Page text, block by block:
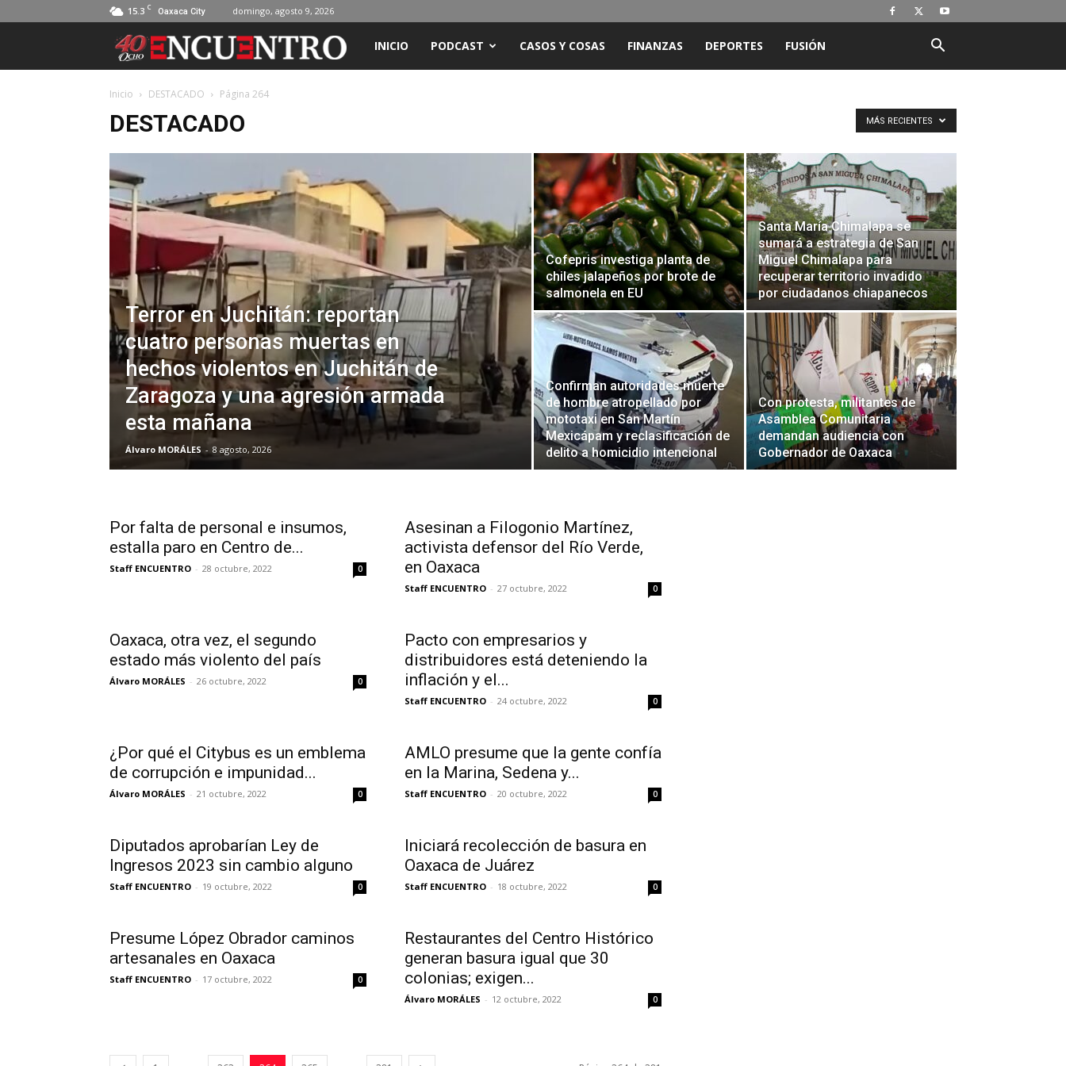
15.3 C Oaxaca City domingo, agosto 9, 2026
ENCUENTRO
TELEVISIÓN
INICIO PODCAST CASOS Y COSAS FINANZAS DEPORTES FUSIÓN
Inicio DESTACADO Página 264
DESTACADO MÁS RECIENTES
Terror en Juchitán: reportan
cuatro personas muertas en
hechos violentos en Juchitán de
Zaragoza y una agresión armada
esta mañana
Álvaro MORÁLES - 8 agosto, 2026
Cofepris investiga planta de
chiles jalapeños por brote de
salmonela en EU
Santa María Chimalapa se
sumará a estrategia de San
Miguel Chimalapa para
recuperar territorio invadido
por ciudadanos chiapanecos
Confirman autoridades muerte
de hombre atropellado por
mototaxi en San Martín
Mexicápam y reclasificación de
delito a homicidio intencional
Con protesta, militantes de
Asamblea Comunitaria
demandan audiencia con
Gobernador de Oaxaca
Por falta de personal e insumos,
estalla paro en Centro de...
Staff ENCUENTRO - 28 octubre, 2022 0
Asesinan a Filogonio Martínez,
activista defensor del Río Verde,
en Oaxaca
Staff ENCUENTRO - 27 octubre, 2022 0
Oaxaca, otra vez, el segundo
estado más violento del país
Álvaro MORÁLES - 26 octubre, 2022 0
Pacto con empresarios y
distribuidores está deteniendo la
inflación y el...
Staff ENCUENTRO - 24 octubre, 2022 0
¿Por qué el Citybus es un emblema
de corrupción e impunidad...
Álvaro MORÁLES - 21 octubre, 2022 0
AMLO presume que la gente confía
en la Marina, Sedena y...
Staff ENCUENTRO - 20 octubre, 2022 0
Diputados aprobarían Ley de
Ingresos 2023 sin cambio alguno
Staff ENCUENTRO - 19 octubre, 2022 0
Iniciará recolección de basura en
Oaxaca de Juárez
Staff ENCUENTRO - 18 octubre, 2022 0
Presume López Obrador caminos
artesanales en Oaxaca
Staff ENCUENTRO - 17 octubre, 2022 0
Restaurantes del Centro Histórico
generan basura igual que 30
colonias; exigen...
Álvaro MORÁLES - 12 octubre, 2022 0